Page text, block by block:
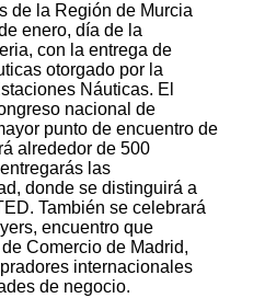
de la Región de Murcia
enero, día de la
con la entrega de
otorgado por la
Náuticas. El
nacional de
punto de encuentro de
alrededor de 500
las
donde se distinguirá a
También se celebrará
encuentro que
Comercio de Madrid,
internacionales
de negocio.